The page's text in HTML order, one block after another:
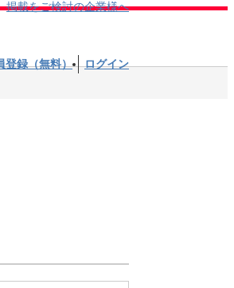
掲載をご検討の企業様へ
登録（無料） ログイン